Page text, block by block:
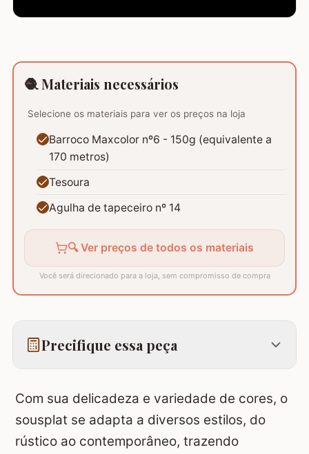
🧶 Materiais necessários
Selecione os materiais para ver os preços na loja
Barroco Maxcolor nº6 - 150g (equivalente a
170 metros)
Tesoura
Agulha de tapeceiro nº 14
🔍 Ver preços de todos os materiais
Você será direcionado para a loja, sem compromisso de compra
Precifique essa peça
Com sua delicadeza e variedade de cores, o
sousplat se adapta a diversos estilos, do
rústico ao contemporâneo, trazendo